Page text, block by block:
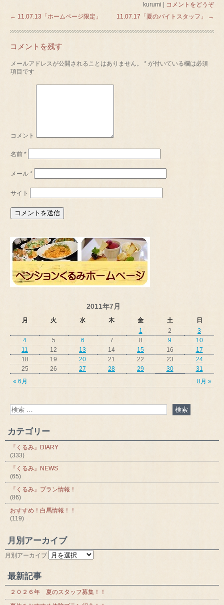
kurumi
コメントをどうぞ
← 11.07.13「ホームページ限定」 11.07.17「夏のバイトスタッフ」 →
コメントを残す
メールアドレスが公開されることはありません。 * が付いている欄は必須
項目です
コメント
名前*
メール*
サイト
2011年7月
月 火 水 木 金 土 日
« 6月 8月 »
1 2
3
4
5 6 7 8 9
10
11
12 13 14 15 16
17
18
19 20 21 22 23
24
25
26 27 28 29 30 31
カテゴリー
『くるみ』DIARY
(333)
『くるみ』NEWS
(65)
『くるみ』プラン情報！
(86)
おすすめ！白馬情報！！
(119)
月別アーカイブ
月別アーカイブ
最新記事
２０２６年 夏のスタッフ募集！！